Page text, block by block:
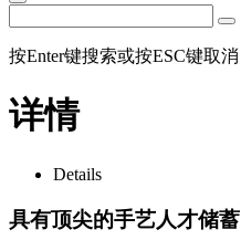
按Enter键搜索或按ESC键取消
详情
Details
具有顶尖的手艺人才储蓄